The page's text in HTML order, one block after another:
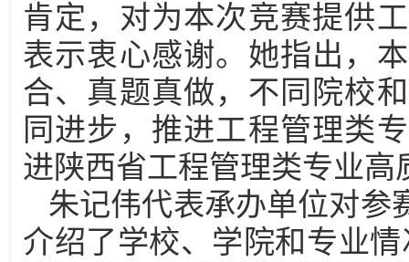
肯定，对为本次竞赛提供
表示衷心感谢。她指出，
合、真题真做，不同院校
同进步，推进工程管理类
进陕西省工程管理类专业高
朱记伟代表承办单位对参
介绍了学校、学院和专业